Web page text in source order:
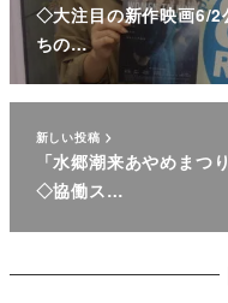
◇大注目の新作映画6/2
ちの…
新しい投稿
「水郷潮来あやめまつ
◇協働ス…